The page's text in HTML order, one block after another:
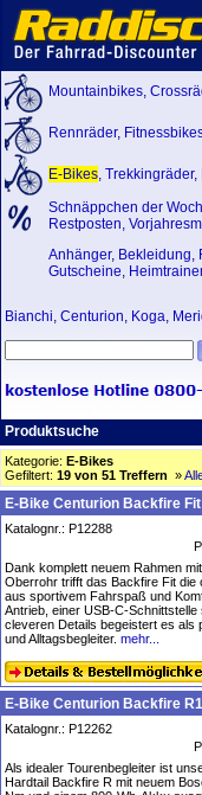
Mountainbikes,
Rennräder,
E-Bikes, Trekkingräder,
Schnäppchen der
Restposten,
Anhänger, Bekleidung,
Gutscheine, Heimtrainer
Bianchi, Centurion, Koga,
Produktsuche
Kategorie: E-Bikes
Gefiltert: 19 von 51 Treffern »
E-Bike Centurion Backfire
Katalognr.: P12288
Dank komplett neuem Rahmen
Oberrohr trifft das Backfire Fit die
aus sportivem Fahrspaß und
Antrieb, einer USB-C-Schnittstelle
cleveren Details begeistert es als
und Alltagsbegleiter. mehr...
E-Bike Centurion Backfire
Katalognr.: P12262
Als idealer Tourenbegleiter ist
Hardtail Backfire R mit neuem